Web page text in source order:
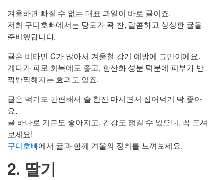
겨울하면 빠질 수 없는 대표 과일이 바로 귤이죠.
저희 구디호빠에서는 당도가 꽉 찬, 달콤하고 싱싱한 귤을
준비했답니다.
귤은 비타민 C가 많아서 겨울철 감기 예방에 그만이에요.
게다가 피로 회복에도 좋고, 항산화 성분 덕분에 피부가 반
짝반짝해지는 효과도 있죠.
귤은 먹기도 간편해서 술 한잔 마시면서 집어먹기 딱 좋아
요.
귤 하나로 기분도 좋아지고, 건강도 챙길 수 있으니, 꼭 드셔
보세요!
구디호빠에서 귤과 함께 겨울의 정취를 느껴보세요.
2. 딸기